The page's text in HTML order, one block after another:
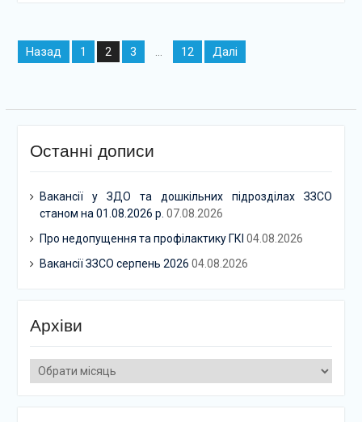
Навігація
записів
Назад 1 2 3 … 12 Далі
Останні дописи
Вакансії у ЗДО та дошкільних підрозділах ЗЗСО
станом на 01.08.2026 р. 07.08.2026
Про недопущення та профілактику ГКІ 04.08.2026
Вакансії ЗЗСО серпень 2026 04.08.2026
Архіви
Архіви